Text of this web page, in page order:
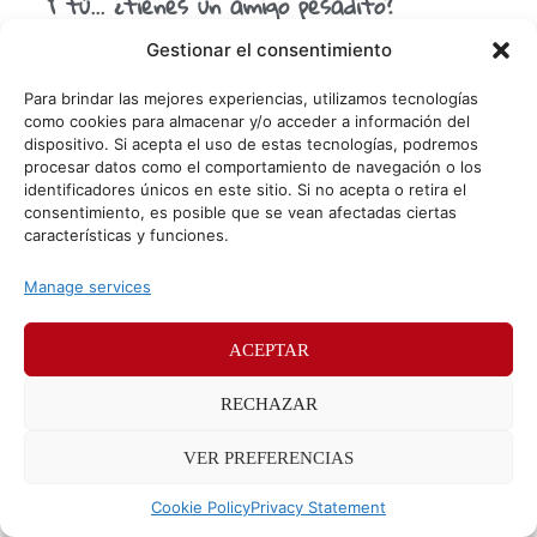
Gestionar el consentimiento
Para brindar las mejores experiencias, utilizamos tecnologías
como cookies para almacenar y/o acceder a información del
dispositivo. Si acepta el uso de estas tecnologías, podremos
procesar datos como el comportamiento de navegación o los
identificadores únicos en este sitio. Si no acepta o retira el
consentimiento, es posible que se vean afectadas ciertas
características y funciones.
Manage services
ACEPTAR
RECHAZAR
VER PREFERENCIAS
Cookie PolicyPrivacy Statement
Imbancable, según la RAE dícese de aquella persona
alguno en tu vida y no te queda más remedio que
© Sr. Potato 2026
Políticas de privacidad
Méndez Álvaro 24, 28045 Madrid. Teléfono